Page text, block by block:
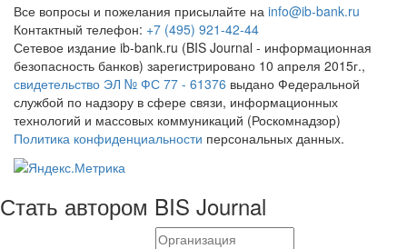
Все вопросы и пожелания присылайте на info@ib-bank.ru
Контактный телефон: +7 (495) 921-42-44
Сетевое издание ib-bank.ru (BIS Journal - информационная
безопасность банков) зарегистрировано 10 апреля 2015г.,
свидетельство ЭЛ № ФС 77 - 61376 выдано Федеральной
службой по надзору в сфере связи, информационных
технологий и массовых коммуникаций (Роскомнадзор)
Политика конфиденциальности персональных данных.
Стать автором BIS Journal